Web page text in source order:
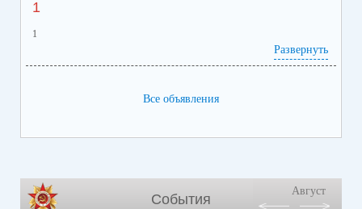
1
1
Развернуть
Все объявления
События
Август